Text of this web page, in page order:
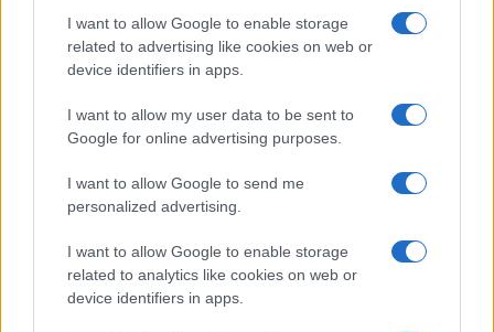
I want to allow Google to enable storage
related to advertising like cookies on web or
device identifiers in apps.
I want to allow my user data to be sent to
Google for online advertising purposes.
I want to allow Google to send me
personalized advertising.
I want to allow Google to enable storage
related to analytics like cookies on web or
device identifiers in apps.
Scopri Noto: guida alla città barocca più elegante della